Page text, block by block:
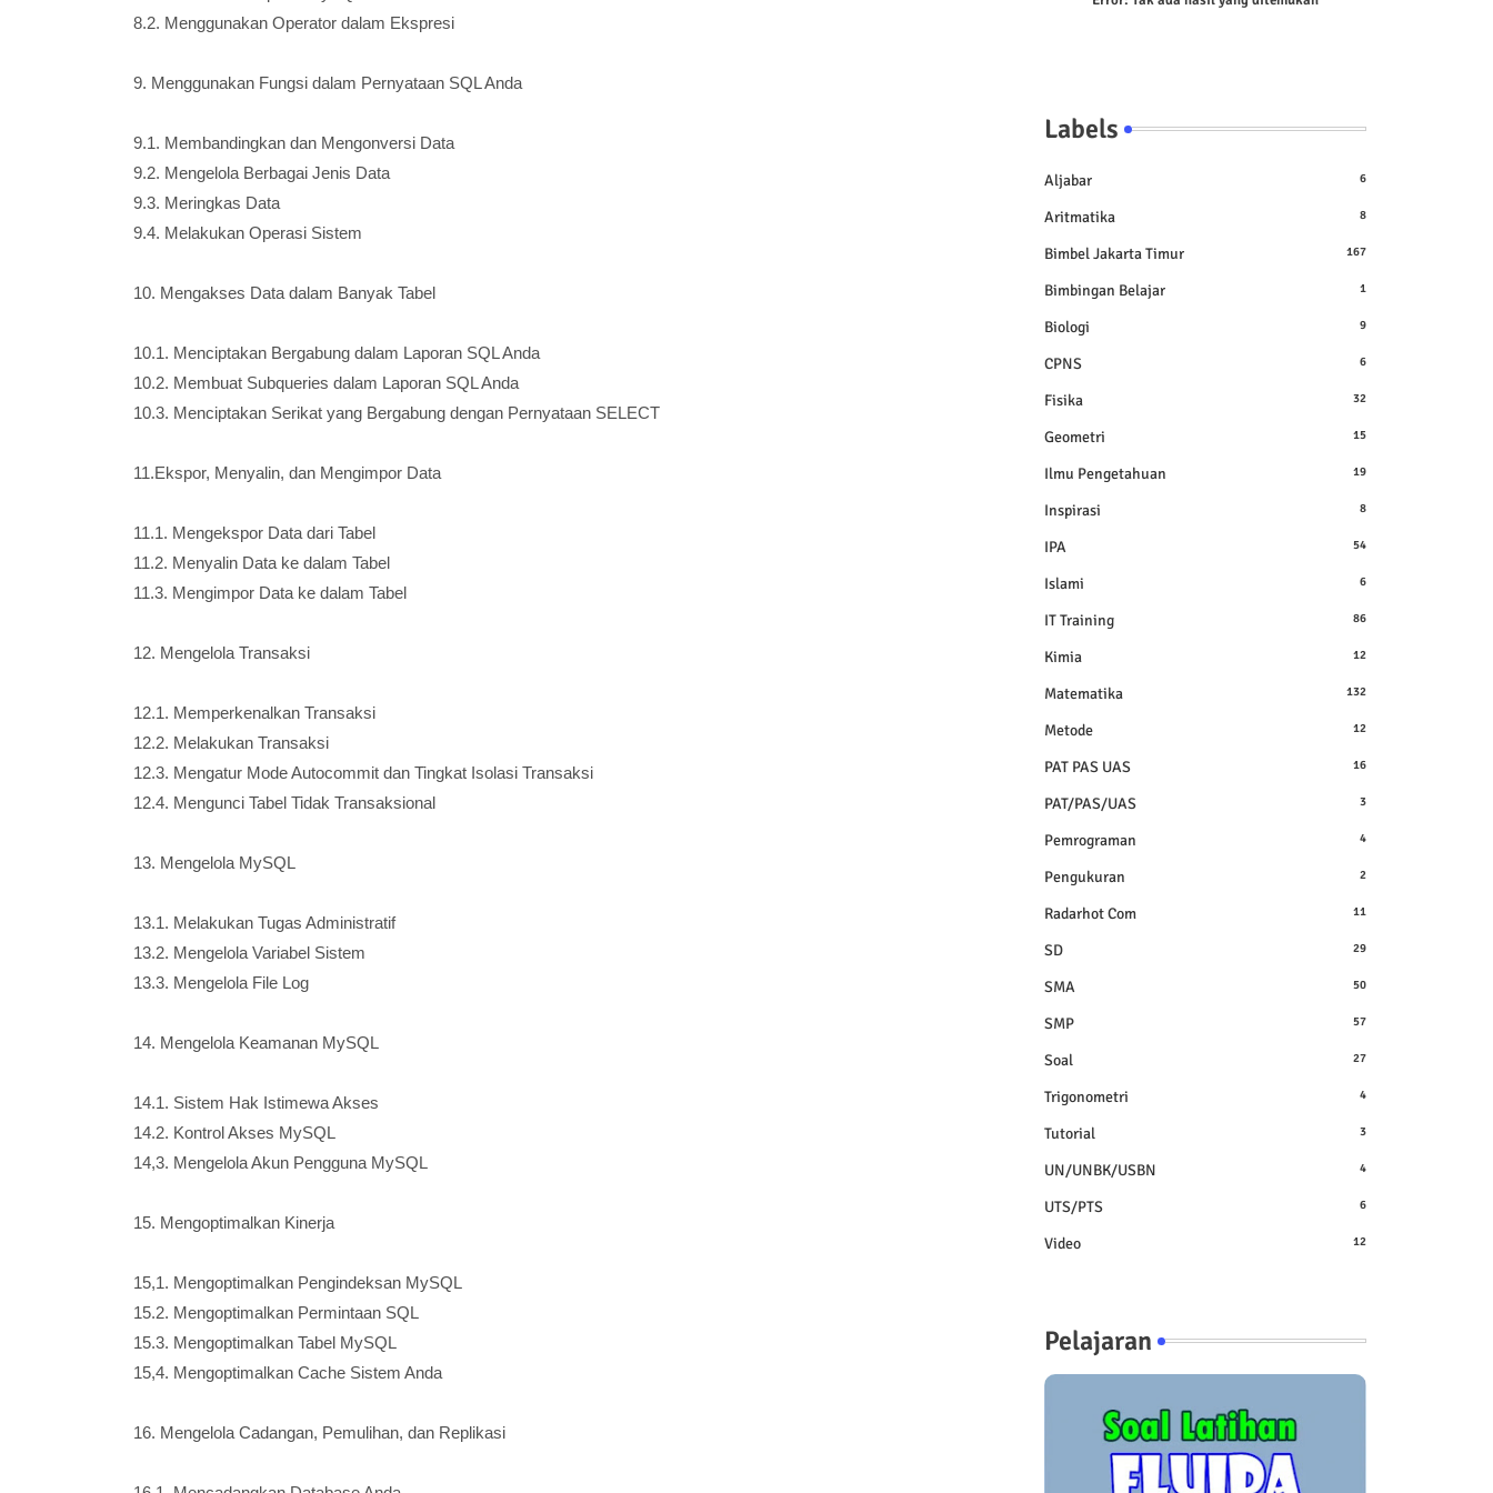
8.2. Menggunakan Operator dalam Ekspresi
9. Menggunakan Fungsi dalam Pernyataan SQL Anda
9.1. Membandingkan dan Mengonversi Data
9.2. Mengelola Berbagai Jenis Data
9.3. Meringkas Data
9.4. Melakukan Operasi Sistem
10. Mengakses Data dalam Banyak Tabel
10.1. Menciptakan Bergabung dalam Laporan SQL Anda
10.2. Membuat Subqueries dalam Laporan SQL Anda
10.3. Menciptakan Serikat yang Bergabung dengan Pernyataan SELECT
11.Ekspor, Menyalin, dan Mengimpor Data
11.1. Mengekspor Data dari Tabel
11.2. Menyalin Data ke dalam Tabel
11.3. Mengimpor Data ke dalam Tabel
12. Mengelola Transaksi
12.1. Memperkenalkan Transaksi
12.2. Melakukan Transaksi
12.3. Mengatur Mode Autocommit dan Tingkat Isolasi Transaksi
12.4. Mengunci Tabel Tidak Transaksional
13. Mengelola MySQL
13.1. Melakukan Tugas Administratif
13.2. Mengelola Variabel Sistem
13.3. Mengelola File Log
14. Mengelola Keamanan MySQL
14.1. Sistem Hak Istimewa Akses
14.2. Kontrol Akses MySQL
14,3. Mengelola Akun Pengguna MySQL
15. Mengoptimalkan Kinerja
15,1. Mengoptimalkan Pengindeksan MySQL
15.2. Mengoptimalkan Permintaan SQL
15.3. Mengoptimalkan Tabel MySQL
15,4. Mengoptimalkan Cache Sistem Anda
16. Mengelola Cadangan, Pemulihan, dan Replikasi
Labels
Aljabar 6
Aritmatika 8
Bimbel Jakarta Timur 167
Bimbingan Belajar 1
Biologi 9
CPNS 6
Fisika 32
Geometri 15
Ilmu Pengetahuan 19
Inspirasi 8
IPA 54
Islami 6
IT Training 86
Kimia 12
Matematika 132
Metode 12
PAT PAS UAS 16
PAT/PAS/UAS 3
Pemrograman 4
Pengukuran 2
Radarhot Com 11
SD 29
SMA 50
SMP 57
Soal 27
Trigonometri 4
Tutorial 3
UN/UNBK/USBN 4
UTS/PTS 6
Video 12
Pelajaran